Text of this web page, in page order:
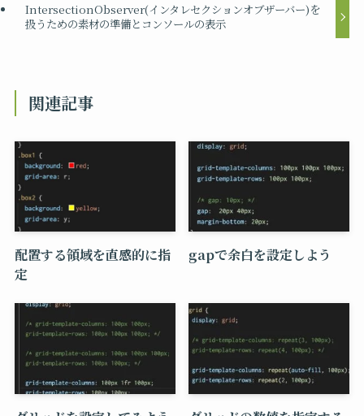
IntersectionObserver(インタレセクションオブザーバー)を
扱うための素材の準備とコンソールの表示
関連記事
配置する領域を直感的に指
定
gapで余白を設定しよう